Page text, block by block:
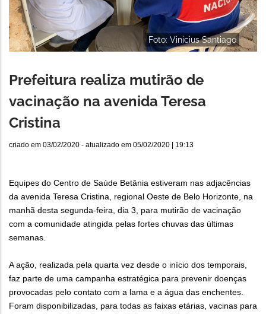
Foto: Vinicius Santiago
Prefeitura realiza mutirão de
vacinação na avenida Teresa
Cristina
criado em 03/02/2020 - atualizado em 05/02/2020 | 19:13
Equipes do Centro de Saúde Betânia estiveram nas adjacências
da avenida Teresa Cristina, regional Oeste de Belo Horizonte, na
manhã desta segunda-feira, dia 3, para mutirão de vacinação
com a comunidade atingida pelas fortes chuvas das últimas
semanas.
A ação, realizada pela quarta vez desde o início dos temporais,
faz parte de uma campanha estratégica para prevenir doenças
provocadas pelo contato com a lama e a água das enchentes.
Foram disponibilizadas, para todas as faixas etárias, vacinas para